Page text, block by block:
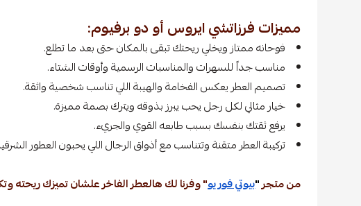
مميزات فرزاتشي ايروس أو دو برفيوم:
فوحانه ممتاز ويخلي ريحتك تبقى بالمكان حتى بعد ما تطلع.
مناسب جداً للسهرات والمناسبات الرسمية وأوقات الشتاء.
تصميم العطر يعكس الفخامة والهيبة اللي تناسب شخصية واثقة.
خيار مثالي لكل رجل يحب يبرز بذوقه ويترك بصمة مميزة.
يرفع ثقتك بنفسك بسبب طابعه القوي والجريء.
تركيبة العطر متقنة وتتناسب مع أذواق الرجال اللي يحبون العطور
من متجر"بيوتي فور يو" وفرنا لك هالعطر الفاخر علشان تميزك ريحته